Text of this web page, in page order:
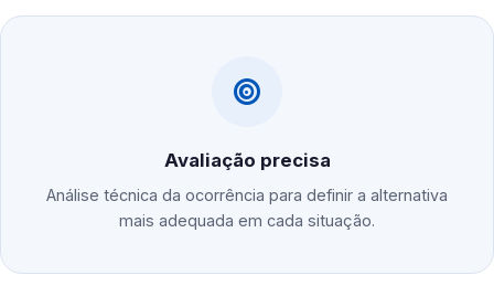
Avaliação precisa
Análise técnica da ocorrência para definir a alternativa
mais adequada em cada situação.